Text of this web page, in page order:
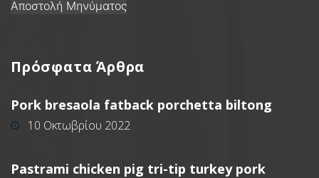
Πρόσφατα Άρθρα
Pork bresaola fatback porchetta biltong
10 Οκτωβρίου 2022
Pastrami chicken pig tri-tip turkey pork